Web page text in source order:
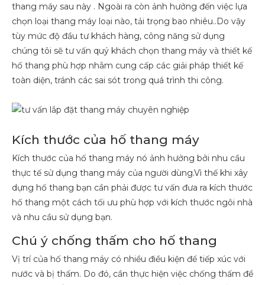
thang máy sau này . Ngoài ra còn ảnh hưởng đến việc lựa
chọn loại thang máy loại nào, tải trọng bao nhiêu..Do vậy
tùy mức độ đầu tư khách hàng, công năng sử dụng
chúng tôi sẽ tư vấn quý khách chọn thang máy và thiết kế
hố thang phù hợp nhằm cung cấp các giải pháp thiết kế
toàn diện, tránh các sai sót trong quá trình thi công.
Kích thước của hố thang máy
Kích thước của hố thang máy nó ảnh hưởng bởi nhu cầu
thực tế sử dụng thang máy của người dùng.Vì thế khi xây
dựng hố thang bạn cần phải được tư vấn đưa ra kích thước
hố thang một cách tối ưu phù hợp với kích thước ngôi nhà
và nhu cầu sử dụng bạn.
Chú ý chống thấm cho hố thang
Vị trí của hố thang máy có nhiều điều kiện để tiếp xúc với
nước và bị thấm. Do đó, cần thực hiện việc chống thấm để